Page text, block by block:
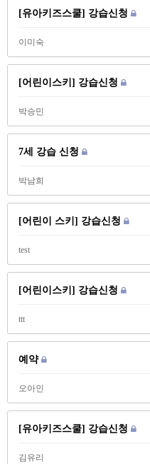
[유아키즈스쿨] 강습신청
이미숙
[어린이스키] 강습신청
박승민
7세 강습 신청
박남희
[어린이 스키] 강습신청
test
[어린이스키] 강습신청
ttt
예약
오아인
[유아키즈스쿨] 강습신청
김유리